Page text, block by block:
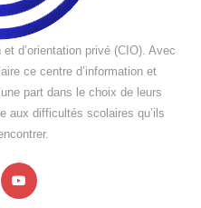
d’orientation privé (CIO). Avec
ce centre d’information et
part dans le choix de leurs
aux difficultés scolaires qu’ils